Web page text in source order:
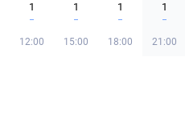
1
12:00
1
15:00
1
18:00
1
21:00